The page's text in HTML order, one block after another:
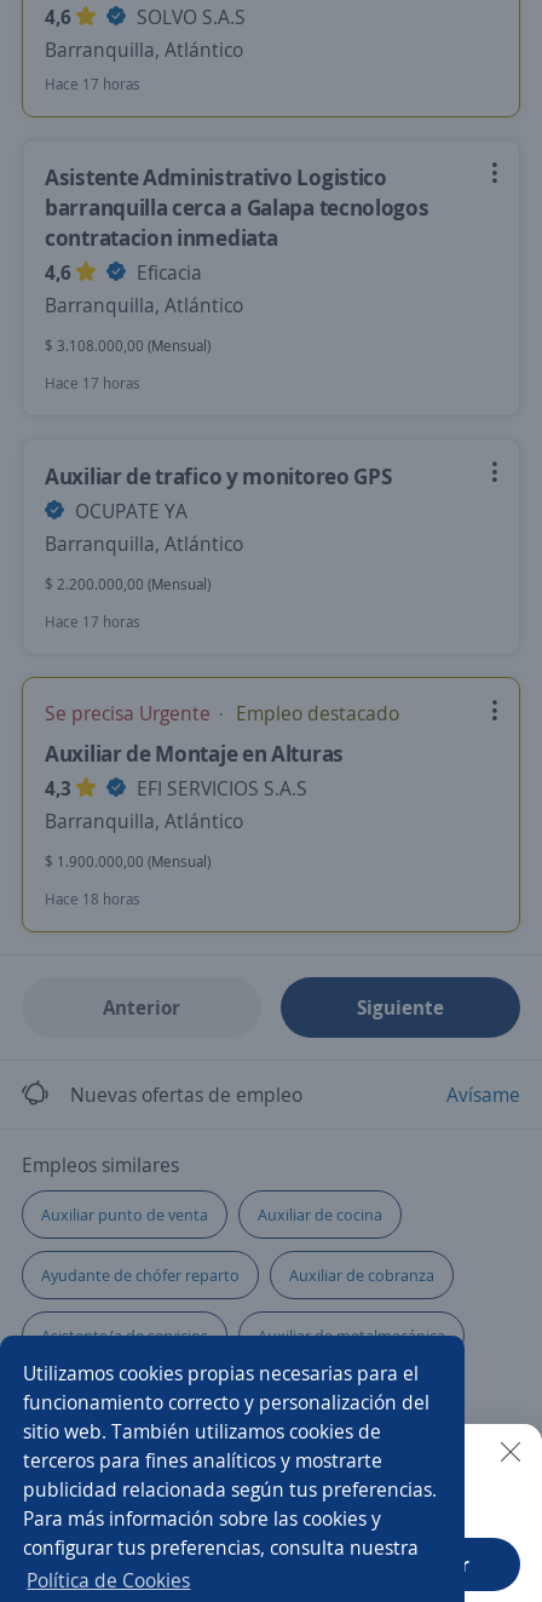
Utilizamos cookies propias necesarias para el
funcionamiento correcto y personalización del
sitio web. También utilizamos cookies de
terceros para fines analíticos y mostrarte
publicidad relacionada según tus preferencias.
Para más información sobre las cookies y
configurar tus preferencias, consulta nuestra
Política de Cookies
4,6
SOLVO S.A.S
Barranquilla, Atlántico
Hace 17 horas
Asistente Administrativo Logistico
barranquilla cerca a Galapa tecnologos
contratacion inmediata
4,6
Eficacia
Barranquilla, Atlántico
$ 3.108.000,00 (Mensual)
Hace 17 horas
Auxiliar de trafico y monitoreo GPS
OCUPATE YA
Barranquilla, Atlántico
$ 2.200.000,00 (Mensual)
Hace 17 horas
Se precisa Urgente Empleo destacado
Auxiliar de Montaje en Alturas
4,3
EFI SERVICIOS S.A.S
Barranquilla, Atlántico
$ 1.900.000,00 (Mensual)
Hace 18 horas
Anterior Siguiente
Nuevas ofertas de empleo Avísame
Empleos similares
Auxiliar punto de venta Auxiliar de cocina
Ayudante de chófer reparto Auxiliar de cobranza
Asistente/a de servicios Auxiliar de metalmecánica
Producción Ayudante de limpieza
Supervisor/a de personal Chófer ayudante
Auxiliar de carpinteria Asistenta administrativa
Recepcionista auxiliar administrativo
Buscar es más fácil en la app
CT App Abrir